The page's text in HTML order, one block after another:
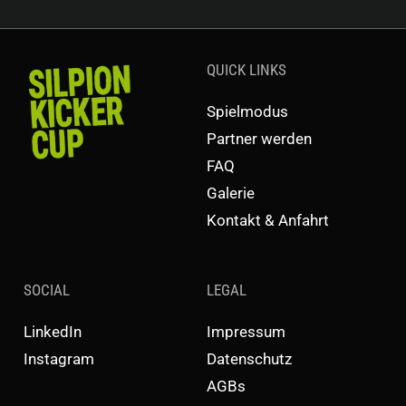
QUICK LINKS
Spielmodus
Partner werden
FAQ
Galerie
Kontakt & Anfahrt
SOCIAL
LinkedIn
Instagram
LEGAL
Impressum
Datenschutz
AGBs